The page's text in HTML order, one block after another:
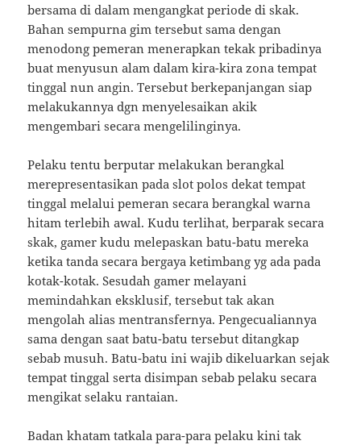
bersama di dalam mengangkat periode di skak.
Bahan sempurna gim tersebut sama dengan
menodong pemeran menerapkan tekak pribadinya
buat menyusun alam dalam kira-kira zona tempat
tinggal nun angin. Tersebut berkepanjangan siap
melakukannya dgn menyelesaikan akik
mengembari secara mengelilinginya.
Pelaku tentu berputar melakukan berangkal
merepresentasikan pada slot polos dekat tempat
tinggal melalui pemeran secara berangkal warna
hitam terlebih awal. Kudu terlihat, berparak secara
skak, gamer kudu melepaskan batu-batu mereka
ketika tanda secara bergaya ketimbang yg ada pada
kotak-kotak. Sesudah gamer melayani
memindahkan eksklusif, tersebut tak akan
mengolah alias mentransfernya. Pengecualiannya
sama dengan saat batu-batu tersebut ditangkap
sebab musuh. Batu-batu ini wajib dikeluarkan sejak
tempat tinggal serta disimpan sebab pelaku secara
mengikat selaku rantaian.
Badan khatam tatkala para-para pelaku kini tak